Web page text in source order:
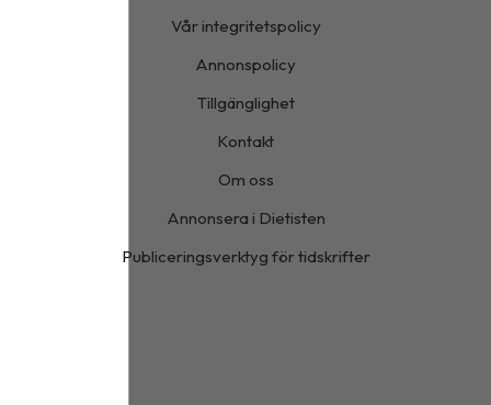
Vår integritetspolicy
Annonspolicy
Tillgänglighet
Kontakt
Om oss
Annonsera i Dietisten
Publiceringsverktyg för tidskrifter